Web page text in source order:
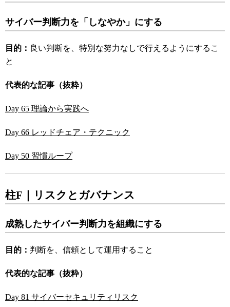
サイバー判断力を「しなやか」にする
目的： 良い判断を、特別な努力なしで行えるようにするこ
と
代表的な記事（抜粋）
Day 65 理論から実践へ
Day 66 レッドチェア・テクニック
Day 50 習慣ループ
柱F｜リスクとガバナンス
成熟したサイバー判断力を組織にする
目的： 判断を、信頼として運用すること
代表的な記事（抜粋）
Day 81 サイバーセキュリティリスク